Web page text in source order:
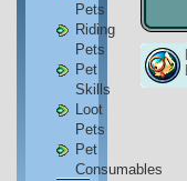
Pets
Riding
Pets
Pet
Skills
Loot
Pets
Pet
Consumables